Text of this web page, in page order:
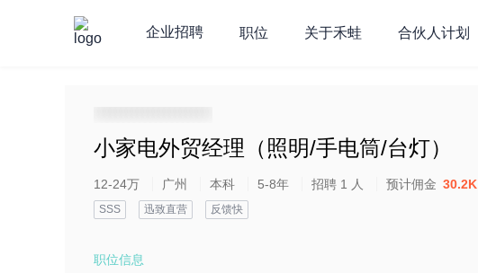
企业招聘 职位 关于禾蛙 合伙人计划
小家电外贸经理（照明/手电筒/台灯）
12-24万 广州 本科 5-8年 招聘 1 人 预计佣金 30.2K
SSS 迅致直营 反馈快
职位信息